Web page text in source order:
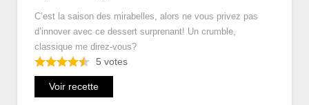
C’est la saison des mirabelles, alors ne vous privez pas
d’innover avec ce dessert surprenant! Un crumble,
classique me direz-vous?
5 votes
Voir recette